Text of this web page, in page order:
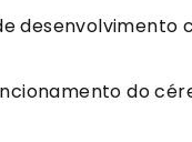
desenvolvimento
do